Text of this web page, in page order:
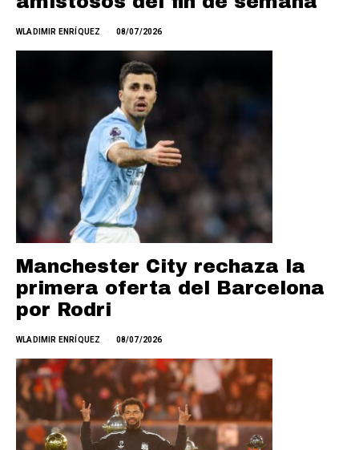
WLADIMIR ENRÍQUEZ 08/07/2026
Manchester City rechaza la
primera oferta del Barcelona
por Rodri
WLADIMIR ENRÍQUEZ 08/07/2026